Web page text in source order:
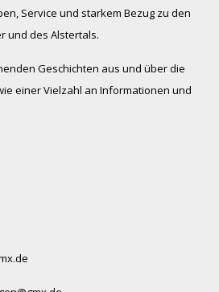
Service und starkem Bezug zu den
und des Alstertals.
Geschichten aus und über die
einer Vielzahl an Informationen und